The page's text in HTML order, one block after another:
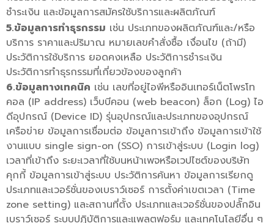
ชำระเงิน และข้อมูลการสมัครใช้บริการและผลิตภัณฑ์
5.ข้อมูลการทำธุรกรรม เช่น ประเภทของผลิตภัณฑ์และ/หรือ
บริการ ราคาและปริมาณ หมายเลขคำสั่งซื้อ เงื่อนไข (ถ้ามี)
ประวัติการใช้บริการ ยอดคงเหลือ ประวัติการชำระเงิน
ประวัติการทำธุรกรรมที่เกี่ยวข้องของลูกค้า
6.ข้อมูลทางเทคนิค เช่น เลขที่อยู่ไอพีหรืออินเทอร์เน็ตโพรโท
คอล (IP address) เว็บบีคอน (web beacon) ล็อก (Log) ไอ
ดีอุปกรณ์ (Device ID) รุ่นอุปกรณ์และประเภทของอุปกรณ์
เครือข่าย ข้อมูลการเชื่อมต่อ ข้อมูลการเข้าถึง ข้อมูลการเข้าใช้
งานแบบ single sign-on (SSO) การเข้าสู่ระบบ (Login log)
เวลาที่เข้าถึง ระยะเวลาที่ใช้บนหน้าเพจหรือเวปไซต์ของบริษัท
คุกกี้ ข้อมูลการเข้าสู่ระบบ ประวัติการค้นหา ข้อมูลการเรียกดู
ประเภทและเวอร์ชั่นของเบราว์เซอร์ การตั้งค่าเขตเวลา (Time
zone setting) และสถานที่ตั้ง ประเภทและเวอร์ชั่นของปลั๊กอิน
เบราว์เซอร์ ระบบปฏิบัติการและแพลตฟอร์ม และเทคโนโลยีอื่น ๆ